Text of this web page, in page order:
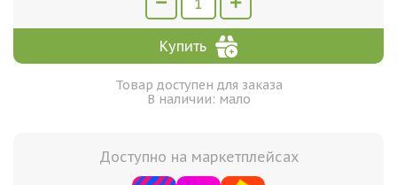
Купить
Товар доступен для заказа
В наличии: мало
Доступно на маркетплейсах